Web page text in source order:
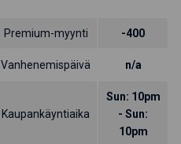
Premium-myynti -400
Vanhenemispäivä n/a
Kaupankäyntiaika
Sun: 10pm
- Sun:
10pm